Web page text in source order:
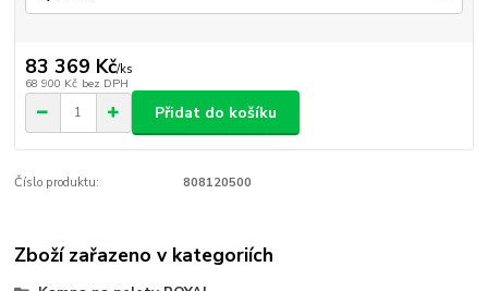
83 369 Kč/ks
68 900 Kč bez DPH
Přidat do košíku
Číslo produktu: 808120500
Zboží zařazeno v kategoriích